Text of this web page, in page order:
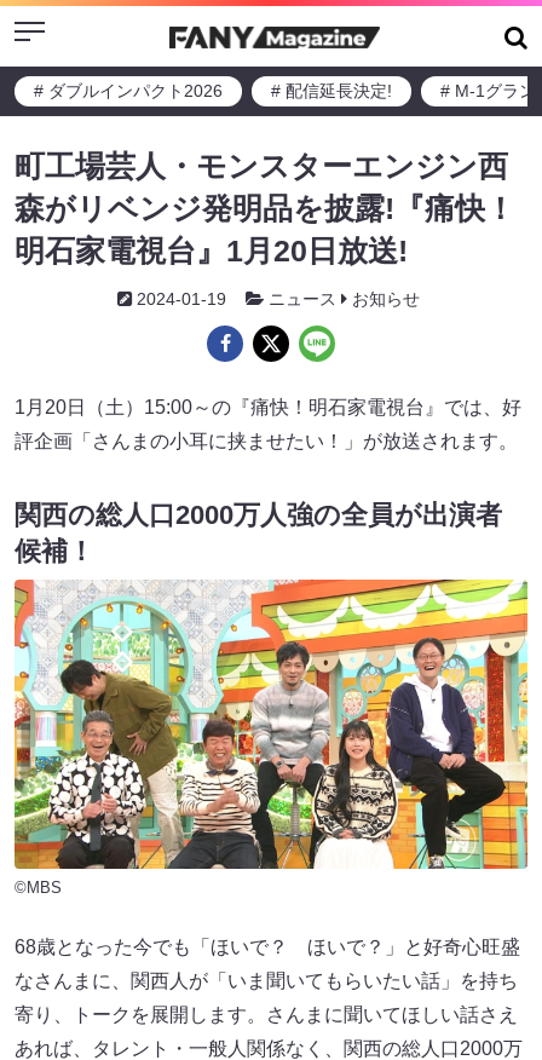
Menu
# ダブルインパクト2026 # 配信延長決定! # M-1グラン
町工場芸人・モンスターエンジン西
森がリベンジ発明品を披露!『痛快！
明石家電視台』1月20日放送!
2024-01-19 ニュース お知らせ
1月20日（土）15:00～の『痛快！明石家電視台』では、好
評企画「さんまの小耳に挟ませたい！」が放送されます。
関西の総人口2000万人強の全員が出演者
候補！
©MBS
68歳となった今でも「ほいで？ ほいで？」と好奇心旺盛
なさんまに、関西人が「いま聞いてもらいたい話」を持ち
寄り、トークを展開します。さんまに聞いてほしい話さえ
あれば、タレント・一般人関係なく、関西の総人口2000万